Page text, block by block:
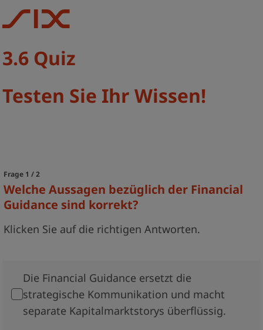
3.6 Quiz
Testen Sie Ihr Wissen!
Frage 1 / 2
Welche Aussagen bezüglich der Financial
Guidance sind korrekt?
Klicken Sie auf die richtigen Antworten.
Die Financial Guidance ersetzt die
strategische Kommunikation und macht
separate Kapitalmarktstorys überflüssig.